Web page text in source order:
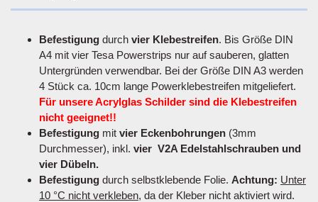
Befestigung durch vier Klebestreifen. Bis Größe DIN
A4 mit vier Tesa Powerstrips nur auf sauberen, glatten
Untergründen verwendbar. Bei der Größe DIN A3 werden
4 Stück ca. 10cm lange Powerklebestreifen mitgeliefert.
Für unsere Acrylglas Schilder sind die Klebestreifen
nicht geeignet!!
Befestigung mit vier Eckenbohrungen (3mm
Durchmesser), inkl. vier V2A Edelstahlschrauben und
vier Dübeln.
Befestigung durch selbstklebende Folie. Achtung: Unter
10 °C nicht verkleben, da der Kleber nicht aktiviert wird.